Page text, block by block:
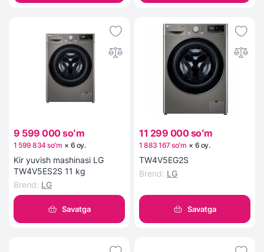
9 599 000 soʻm
1 599 834 soʻm × 6 oy.
Kir yuvish mashinasi LG
TW4V5ES2S 11 kg
Brend: LG
Savatga
11 299 000 soʻm
1 883 167 soʻm × 6 oy.
TW4V5EG2S
Brend: LG
Savatga